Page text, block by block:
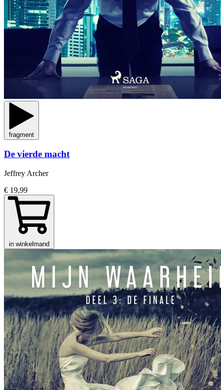
fragment
De vierde macht
Jeffrey Archer
€ 19,99
in winkelmand